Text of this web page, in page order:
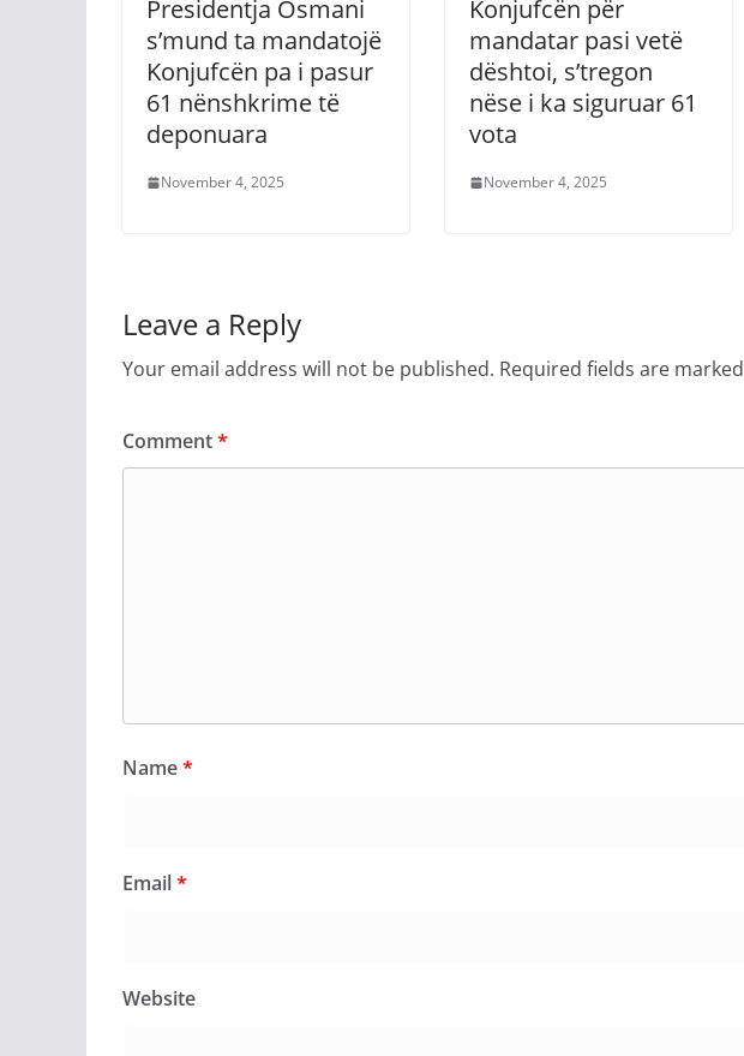
Presidentja Osmani
s’mund ta mandatojë
Konjufcën pa i pasur
61 nënshkrime të
deponuara
November 4, 2025
Konjufcën për
mandatar pasi vetë
dështoi, s’tregon
nëse i ka siguruar 61
vota
November 4, 2025
Leave a Reply
Your email address will not be published. Required fields are marked
Comment*
Name*
Email*
Website